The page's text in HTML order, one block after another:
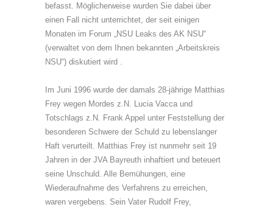
befasst. Möglicherweise wurden Sie dabei über
einen Fall nicht unterrichtet, der seit einigen
Monaten im Forum „NSU Leaks des AK NSU“
(verwaltet von dem Ihnen bekannten „Arbeitskreis
NSU“) diskutiert wird .
Im Juni 1996 wurde der damals 28-jährige Matthias
Frey wegen Mordes z.N. Lucia Vacca und
Totschlags z.N. Frank Appel unter Feststellung der
besonderen Schwere der Schuld zu lebenslanger
Haft verurteilt. Matthias Frey ist nunmehr seit 19
Jahren in der JVA Bayreuth inhaftiert und beteuert
seine Unschuld. Alle Bemühungen, eine
Wiederaufnahme des Verfahrens zu erreichen,
waren vergebens. Sein Vater Rudolf Frey,